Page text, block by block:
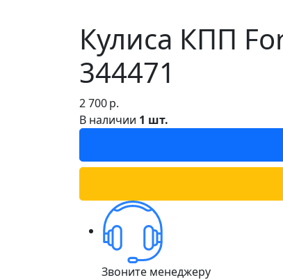
Кулиса КПП
344471
2 700р.
В наличии 1 шт.
Звоните менеджеру